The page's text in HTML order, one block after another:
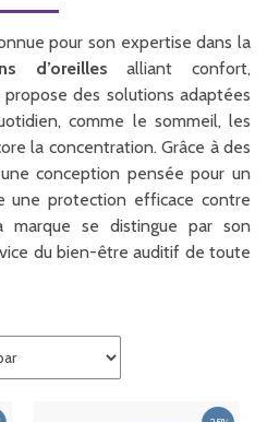
pour son expertise dans la
d’oreilles alliant confort,
des solutions adaptées
comme le sommeil, les
la concentration. Grâce à des
conception pensée pour un
une protection efficace contre
marque se distingue par son
du bien-être auditif de toute